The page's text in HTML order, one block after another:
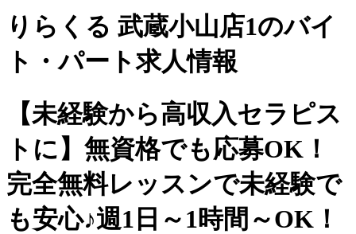
りらくる 武蔵小山店1のバイ
ト・パート求人情報
【未経験から高収入セラピス
トに】無資格でも応募OK！
完全無料レッスンで未経験で
も安心♪週1日～1時間～OK！